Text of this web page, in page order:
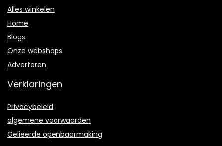
Alles winkelen
Home
Blogs
Onze webshops
Adverteren
Verklaringen
Privacybeleid
algemene voorwaarden
Gelieerde openbaarmaking